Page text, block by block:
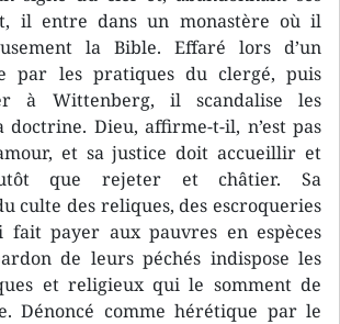
il entre dans un monastère où il
la Bible. Effaré lors d’un
par les pratiques du clergé, puis
à Wittenberg, il scandalise les
doctrine. Dieu, affirme-t-il, n’est pas
et sa justice doit accueillir et
que rejeter et châtier. Sa
culte des reliques, des escroqueries
fait payer aux pauvres en espèces
de leurs péchés indispose les
et religieux qui le somment de
Dénoncé comme hérétique par le